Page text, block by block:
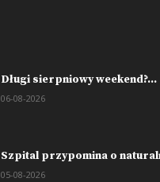
Długi sierpniowy weekend?...
06-08-2026
Szpital przypomina o
05-08-2026